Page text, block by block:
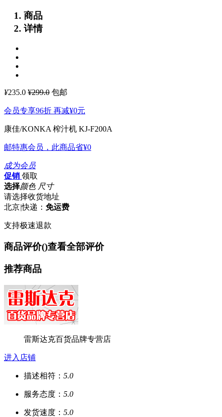
商品
详情
¥235.0 ¥299.0 包邮
会员专享96折 再减¥0元
康佳/KONKA 榨汁机 KJ-F200A
邮特惠会员，此商品省¥0
成为会员
促销 领取
选择颜色 尺寸
请选择收货地址
北京|快递： 免运费
支持极速退款
商品评价()查看全部评价
推荐商品
雷斯达克百货品牌专营店
进入店铺
描述相符： 5.0
服务态度： 5.0
发货速度： 5.0